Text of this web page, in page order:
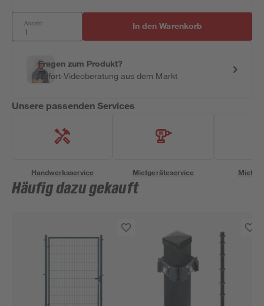
Anzahl: In den Warenkorb
Fragen zum Produkt?
Sofort-Videoberatung aus dem Markt
Unsere passenden Services
Handwerksservice Mietgeräteservice
Häufig dazu gekauft